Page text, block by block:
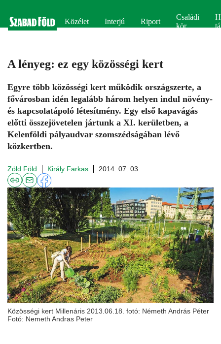
Közélet Interjú Riport
Családi
kör
A lényeg: ez egy közösségi kert
Egyre több közösségi kert működik országszerte, a
fővárosban idén legalább három helyen indul növény-
és kapcsolatápoló létesítmény. Egy első kapavágás
előtti összejövetelen jártunk a XI. kerületben, a
Kelenföldi pályaudvar szomszédságában lévő
közkertben.
Zöld Föld Király Farkas 2014. 07. 03.
Közösségi kert Millenáris 2013.06.18. fotó: Németh András Péter
Fotó: Nemeth Andras Peter